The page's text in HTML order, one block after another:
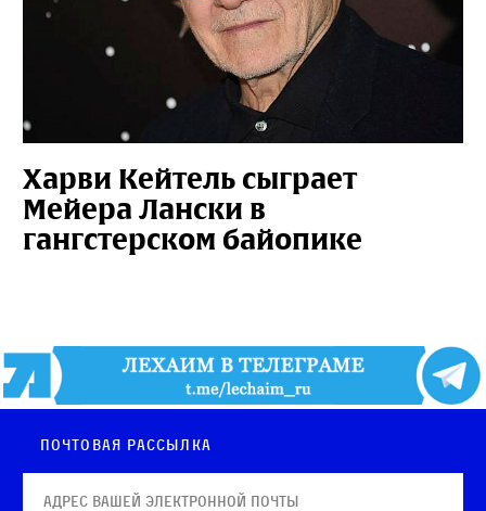
Харви Кейтель сыграет
Мейера Лански в
гангстерском байопике
Почтовая рассылка